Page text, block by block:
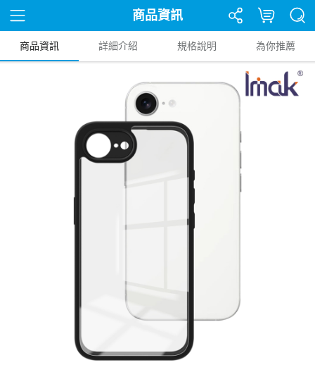
商品資訊
商品資訊 詳細介紹 規格說明 為你推薦